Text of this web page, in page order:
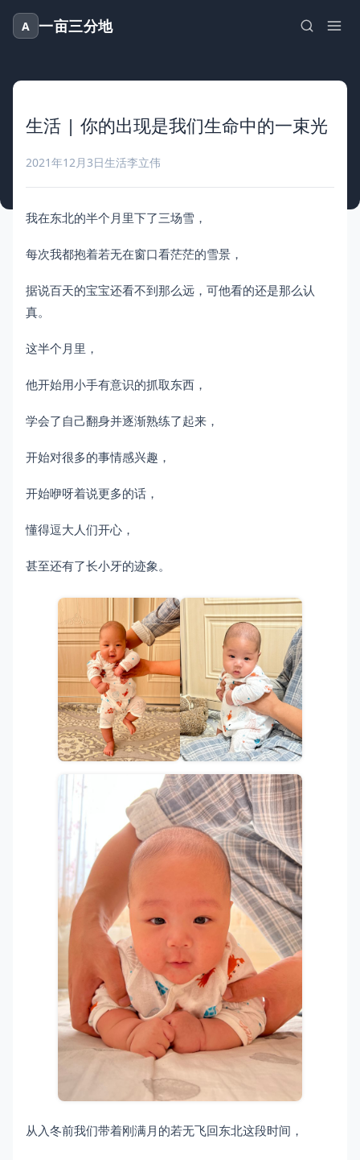
A 一亩三分地
生活 | 你的出现是我们生命中的一束光
2021年12月3日生活李立伟
我在东北的半个月里下了三场雪，
每次我都抱着若无在窗口看茫茫的雪景，
据说百天的宝宝还看不到那么远，可他看的还是那么认
真。
这半个月里，
他开始用小手有意识的抓取东西，
学会了自己翻身并逐渐熟练了起来，
开始对很多的事情感兴趣，
开始咿呀着说更多的话，
懂得逗大人们开心，
甚至还有了长小牙的迹象。
从入冬前我们带着刚满月的若无飞回东北这段时间，